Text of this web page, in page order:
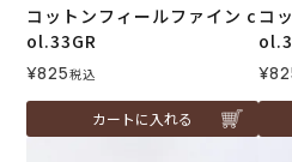
コットンフィールファイン c
ol.33GR
¥825税込
カートに入れる
コ
¥